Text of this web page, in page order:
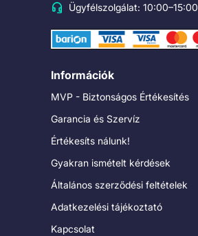
Ügyfélszolgálat: 10:00–15:00
Információk
MVP - Biztonságos Értékesítés
Garancia és Szervíz
Értékesíts nálunk!
Gyakran ismételt kérdések
Általános szerződési feltételek
Adatkezelési tájékoztató
Kapcsolat